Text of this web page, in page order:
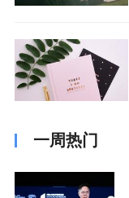
一周热门